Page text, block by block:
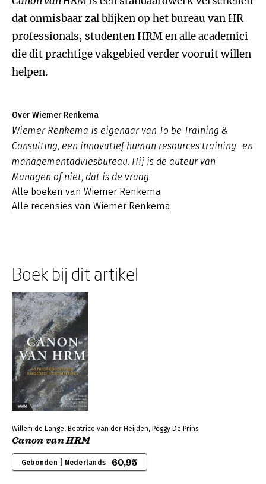
dat onmisbaar zal blijken op het bureau van HR
professionals, studenten HRM en alle academici
die dit prachtige vakgebied verder vooruit willen
helpen.
Over Wiemer Renkema
Wiemer Renkema is eigenaar van To be Training &
Consulting, een innovatief human resources training- en
managementadviesbureau. Hij is de auteur van
Managen of niet, dat is de vraag.
Alle boeken van Wiemer Renkema
Alle recensies van Wiemer Renkema
Boek bij dit artikel
Willem de Lange, Beatrice van der Heijden, Peggy De Prins
Canon van HRM
Gebonden | Nederlands 60,95